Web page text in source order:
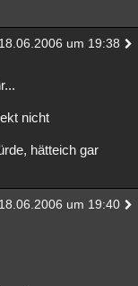
18.06.2006 um 19:38
nicht
hätteich gar
18.06.2006 um 19:40